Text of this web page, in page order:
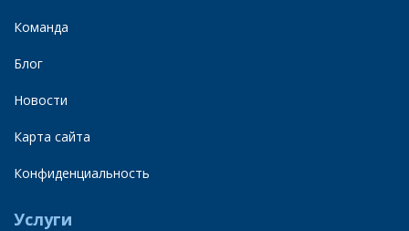
Команда
Блог
Новости
Карта сайта
Конфиденциальность
Услуги